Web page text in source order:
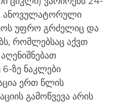
ანოვულატორული
უფრო გრძელიც და
რომლებსაც აქვთ
ზე ნაკლები
ერთ წლის
გამოწვევა არის